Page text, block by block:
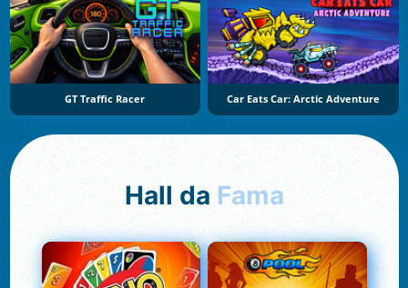
GT Traffic Racer Car Eats Car: Arctic Adventure
Hall da Fama